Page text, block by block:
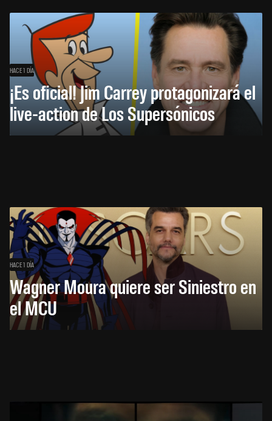
HACE 1 DÍA
¡Es oficial! Jim Carrey protagonizará el
live-action de Los Supersónicos
HACE 1 DÍA
Wagner Moura quiere ser Siniestro en
el MCU